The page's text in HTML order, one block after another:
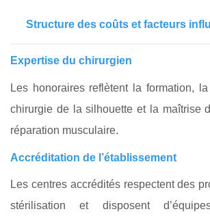
Structure des coûts et facteurs
Expertise du chirurgien
Les honoraires reflètent la formation,
chirurgie de la silhouette et la maîtrise
réparation musculaire.
Accréditation de l’établissement
Les centres accrédités respectent des
stérilisation et disposent